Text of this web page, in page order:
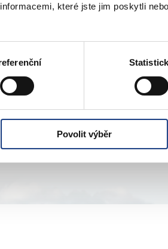
které jste jim poskytli
Povolit výběr